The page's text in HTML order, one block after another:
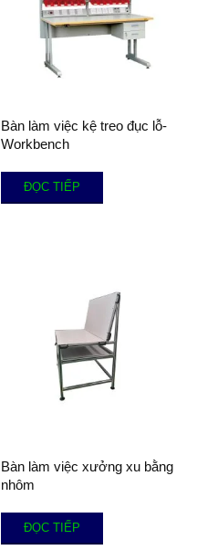
Bàn làm việc kệ treo đục lỗ-
Workbench
ĐỌC TIẾP
Bàn làm việc xưởng xu bằng
nhôm
ĐỌC TIẾP